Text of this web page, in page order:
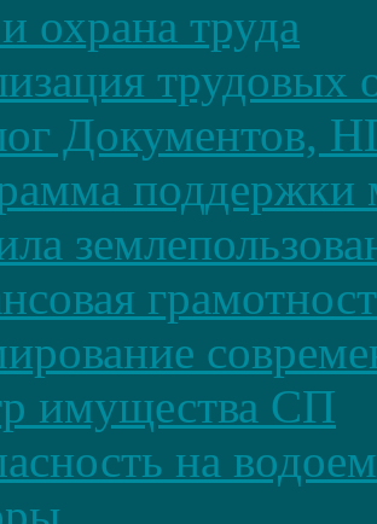
охрана труда
трудовых
Документов,
поддержки
имущества СП
на